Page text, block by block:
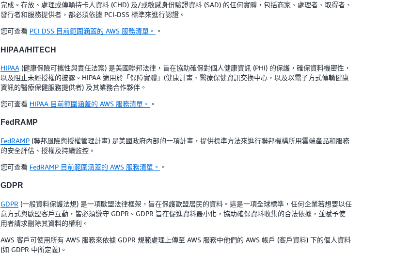
完成。存放、處理或傳輸持卡人資料 (CHD) 及/或敏感身份驗證資料 (SAD) 的任何實體，包括商家、處理者、取得者、
發行者和服務提供者，都必須依據 PCI-DSS 標準來進行認證。
您可查看 PCI DSS 目前範圍涵蓋的 AWS 服務清單。 。
HIPAA/HITECH
HIPAA(健康保險可攜性與責任法案) 是美國聯邦法律，旨在協助確保對個人健康資訊 (PHI) 的保護，確保資料機密性，
以及阻止未經授權的披露。HIPAA 適用於「保障實體」(健康計畫、醫療保健資訊交換中心，以及以電子方式傳輸健康
資訊的醫療保健服務提供者) 及其業務合作夥伴。
您可查看 HIPAA 目前範圍涵蓋的 AWS 服務清單。 。
FedRAMP
FedRAMP(聯邦風險與授權管理計畫) 是美國政府內部的一項計畫，提供標準方法來進行聯邦機構所用雲端產品和服務
的安全評估、授權及持續監控。
您可查看 FedRAMP 目前範圍涵蓋的 AWS 服務清單。 。
GDPR
GDPR (一般資料保護法規) 是一項歐盟法律框架，旨在保護歐盟居民的資料。這是一項全球標準，任何企業若想要以任
意方式與歐盟客戶互動，皆必須遵守 GDPR。GDPR 旨在促進資料最小化，協助確保資料收集的合法依據，並賦予使
用者請求刪除其資料的權利。
AWS 客戶可使用所有 AWS 服務來依據 GDPR 規範處理上傳至 AWS 服務中他們的 AWS 帳戶 (客戶資料) 下的個人資料
(如 GDPR 中所定義)。